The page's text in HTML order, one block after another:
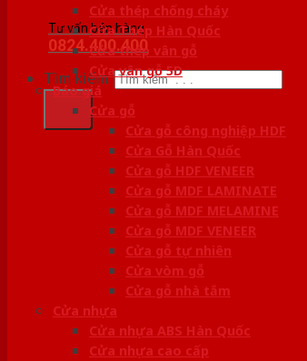
Tư vấn bán hàng
0824.400.400
Tìm kiếm:
Cửa thép chống cháy
Cửa Thép Hàn Quốc
Cửa thép vân gỗ
Cửa vân gỗ 5D
Báo giá
Cửa gỗ
Cửa gỗ công nghiệp HDF
Cửa Gỗ Hàn Quốc
Cửa gỗ HDF VENEER
Cửa gỗ MDF LAMINATE
Cửa gỗ MDF MELAMINE
Cửa gỗ MDF VENEER
Cửa gỗ tự nhiên
Cửa vòm gỗ
Cửa gỗ nhà tắm
Cửa nhựa
Cửa nhựa ABS Hàn Quốc
Cửa nhựa cao cấp